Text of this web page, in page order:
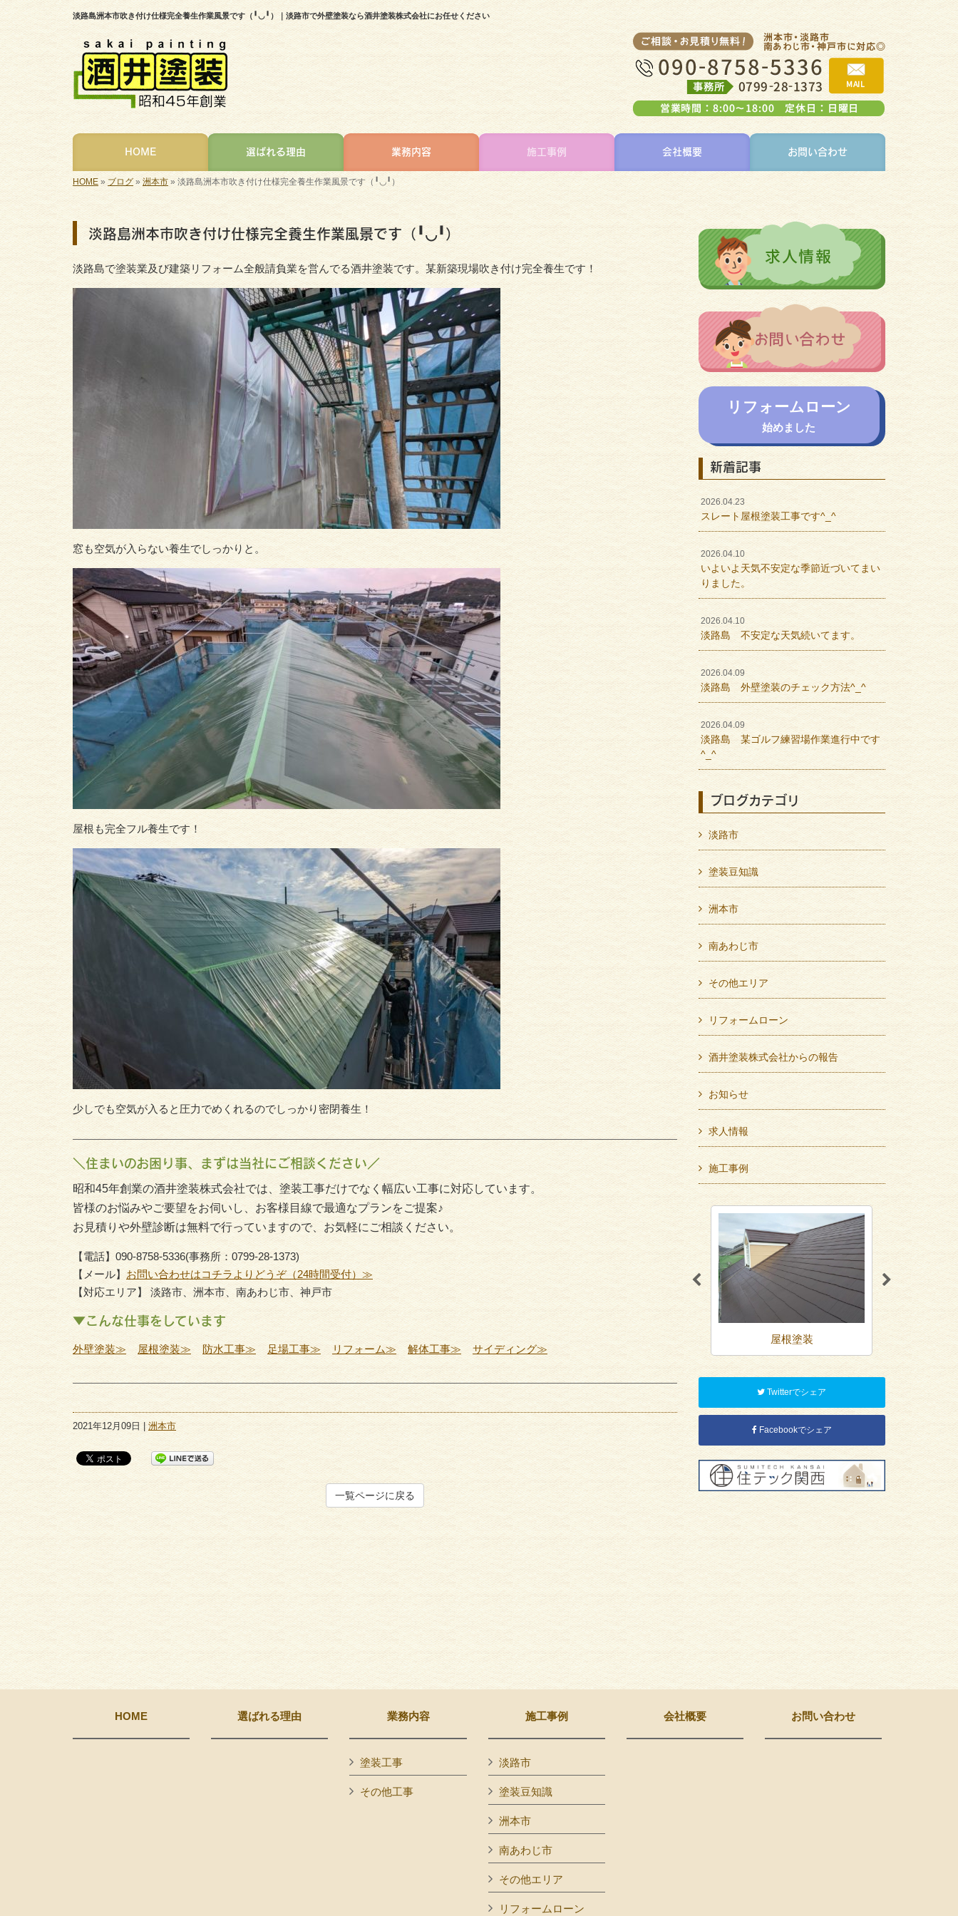
淡路島洲本市吹き付け仕様完全養生作業風景です（╹◡╹）｜淡路市で外壁塗装なら酒井塗装株式会社にお任せください
HOME 選ばれる理由 業務内容 施工事例 会社概要 お問い合わせ
HOME » ブログ » 洲本市 »淡路島洲本市吹き付け仕様完全養生作業風景です（╹◡╹）
淡路島洲本市吹き付け仕様完全養生作業風景です（╹◡╹）
淡路島で塗装業及び建築リフォーム全般請負業を営んでる酒井塗装です。某新築現場吹き付け完全養生です！
窓も空気が入らない養生でしっかりと。
屋根も完全フル養生です！
少しでも空気が入ると圧力でめくれるのでしっかり密閉養生！
＼住まいのお困り事、まずは当社にご相談ください／
昭和45年創業の酒井塗装株式会社では、塗装工事だけでなく幅広い工事に対応しています。
皆様のお悩みやご要望をお伺いし、お客様目線で最適なプランをご提案♪
お見積りや外壁診断は無料で行っていますので、お気軽にご相談ください。
【電話】090-8758-5336(事務所：0799-28-1373)
【メール】 お問い合わせはコチラよりどうぞ（24時間受付）≫
【対応エリア】 淡路市、洲本市、南あわじ市、神戸市
▼こんな仕事をしています
外壁塗装≫ 屋根塗装≫ 防水工事≫ 足場工事≫ リフォーム≫ 解体工事≫ サイディング≫
2021年12月09日 | 洲本市
一覧ページに戻る
リフォームローン
始めました
新着記事
2026.04.23
スレート屋根塗装工事です^_^
2026.04.10
いよいよ天気不安定な季節近づいてまい
りました。
2026.04.10
淡路島 不安定な天気続いてます。
2026.04.09
淡路島 外壁塗装のチェック方法^_^
2026.04.09
淡路島 某ゴルフ練習場作業進行中です
^_^
ブログカテゴリ
淡路市
塗装豆知識
洲本市
南あわじ市
その他エリア
リフォームローン
酒井塗装株式会社からの報告
お知らせ
求人情報
施工事例
サイディング 外壁塗装 屋根塗装
Twitterでシェア
Facebookでシェア
HOME 選ばれる理由 業務内容
塗装工事
その他工事
施工事例
淡路市
塗装豆知識
洲本市
南あわじ市
その他エリア
リフォームローン
会社概要 お問い合わせ